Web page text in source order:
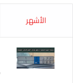
الأشهر